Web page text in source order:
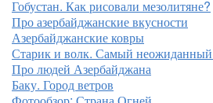
Гобустан. Как рисовали мезолитяне?
Про азербайджанские вкусности
Азербайджанские ковры
Старик и волк. Самый
Про людей Азербайджана
Баку. Город ветров